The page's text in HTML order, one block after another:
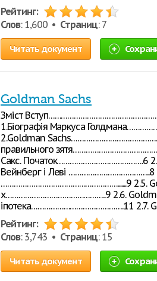
Рейтинг:
Слов: 1,600 • Страниц: 7
Читать документ
Goldman Sachs
Зміст
1.Біографія Маркуса
2.Goldman
правильного
Сакс. Початок………………………………….6
Вейнберг і Леві ………………………………..8
……………………………………………….......9 2.5.
х………………………………………..9 2.6.
іпотека…………………………………….11 2.7.
Рейтинг:
Слов: 3,743 • Страниц: 15
Читать документ